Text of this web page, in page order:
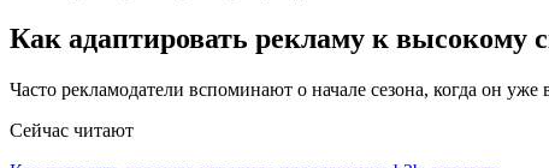
Как адаптировать рекламу к высокому
Часто рекламодатели вспоминают о начале сезона, когда он уже
Сейчас читают